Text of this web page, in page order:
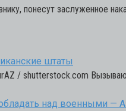
понесут заслуженное
штаты
/ shutterstock.com
над военными —